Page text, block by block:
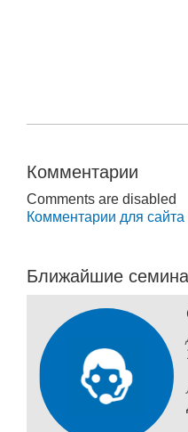
Комментарии
Comments are disabled
Комментарии для сайта
Ближайшие